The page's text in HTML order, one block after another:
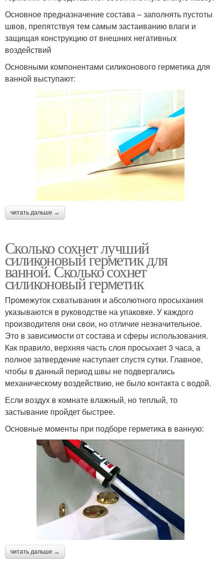
Основное предназначение состава – заполнять пустоты
швов, препятствуя тем самым застаиванию влаги и
защищая конструкцию от внешних негативных
воздействий
Основными компонентами силиконового герметика для
ванной выступают:
читать дальше →
Сколько сохнет лучший
силиконовый герметик для
ванной. Сколько сохнет
силиконовый герметик
Промежуток схватывания и абсолютного просыхания
указываются в руководстве на упаковке. У каждого
производителя они свои, но отличие незначительное.
Это в зависимости от состава и сферы использования.
Как правило, верхняя часть слоя просыхает 3 часа, а
полное затвердение наступает спустя сутки. Главное,
чтобы в данный период швы не подвергались
механическому воздействию, не было контакта с водой.
Если воздух в комнате влажный, но теплый, то
застывание пройдет быстрее.
Основные моменты при подборе герметика в ванную:
читать дальше →